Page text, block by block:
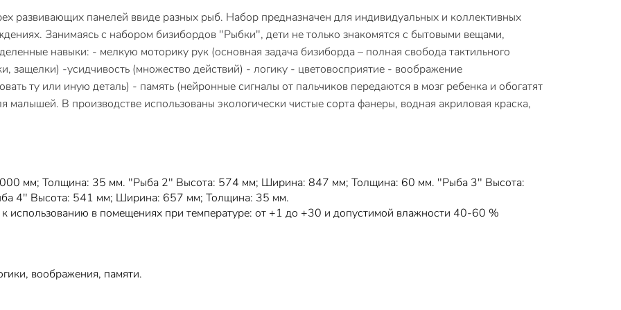
развивающих панелей ввиде разных рыб. Набор предназначен для индивидуальных и коллективных
Занимаясь с набором бизибордов "Рыбки", дети не только знакомятся с бытовыми вещами,
навыки: - мелкую моторику рук (основная задача бизиборда – полная свобода тактильного
защелки) -усидчивость (множество действий) - логику - цветовосприятие - воображение
ту или иную деталь) - память (нейронные сигналы от пальчиков передаются в мозг ребенка и обогатят
малышей. В производстве использованы экологически чистые сорта фанеры, водная акриловая краска,
мм; Толщина: 35 мм. "Рыба 2" Высота: 574 мм; Ширина: 847 мм; Толщина: 60 мм. "Рыба 3" Высота:
4" Высота: 541 мм; Ширина: 657 мм; Толщина: 35 мм.
использованию в помещениях при температуре: от +1 до +30 и допустимой влажности 40-60 %
воображения, памяти.